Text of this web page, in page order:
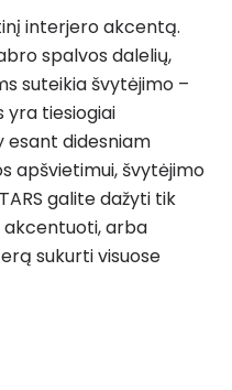
interjero akcentą.
spalvos dalelių,
suteikia švytėjimo –
yra tiesiogiai
esant didesniam
apšvietimui, švytėjimo
galite dažyti tik
arba
sukurti visuose